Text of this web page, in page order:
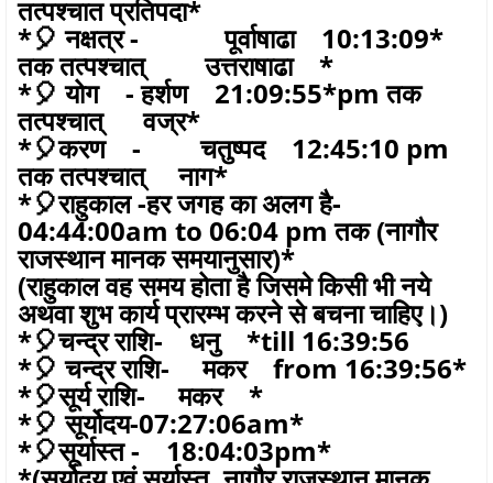
तत्पश्चात प्रतिपदा*
*🎈 नक्षत्र - पूर्वाषाढा 10:13:09*
तक तत्पश्चात् उत्तराषाढा *
*🎈 योग - हर्शण 21:09:55*pm तक
तत्पश्चात् वज्र*
*🎈करण - चतुष्पद 12:45:10 pm
तक तत्पश्चात् नाग*
*🎈राहुकाल -हर जगह का अलग है-
04:44:00am to 06:04 pm तक (नागौर
राजस्थान मानक समयानुसार)*
(राहुकाल वह समय होता है जिसमे किसी भी नये
अथवा शुभ कार्य प्रारम्भ करने से बचना चाहिए।)
*🎈चन्द्र राशि- धनु *till 16:39:56
*🎈 चन्द्र राशि- मकर from 16:39:56*
*🎈सूर्य राशि- मकर *
*🎈 सूर्योदय-07:27:06am*
*🎈सूर्यास्त - 18:04:03pm*